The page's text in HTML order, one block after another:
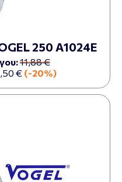
250 Α1024Ε
11,88 €
€ (-20%)